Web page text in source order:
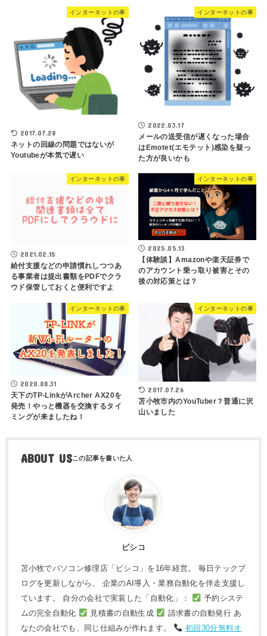
インターネットの事
2017.07.28
ネットの回線の問題ではないが
Youtubeが本気で遅い
インターネットの事
2022.03.17
メールの送受信が遅くなった場合
はEmotet(エモテット)感染を疑っ
た方が良いかも
インターネットの事
2021.02.15
給付支援などの申請慣れしつつあ
る事業者は提出書類をPDFでクラ
ウド保管しておくと便利ですよ
インターネットの事
2025.05.13
【体験談】Amazonや楽天証券で
のアカウント乗っ取り被害とその
後の対応策とは？
インターネットの事
2020.08.31
天下のTP-LinkがArcher AX20を
発売！やっと機器を交換するタイ
ミングが来ましたね！
インターネットの事
2017.07.26
苫小牧市内のYouTuber？普通に沢
山いました
ABOUT US
ピシコ
苫小牧でパソコン修理店「ピシコ」を16年経営。 毎日テックブ
ログを更新しながら、 企業のAI導入・業務自動化を伴走支援し
ています。 自分の会社で実装した「自動化」：
予約システ
ムの完全自動化
見積書の自動生成
請求書の自動発行 あ
なたの会社でも、同じ仕組みが作れます。
初回30分無料オ